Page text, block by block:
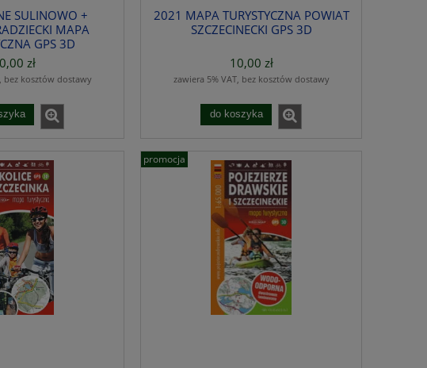
SULINOWO +
MAPA
GPS 3D
zł
bez kosztów dostawy
2021 MAPA TURYSTYCZNA POWIAT
SZCZECINECKI GPS 3D
10,00 zł
zawiera 5% VAT, bez kosztów dostawy
do koszyka
promocja